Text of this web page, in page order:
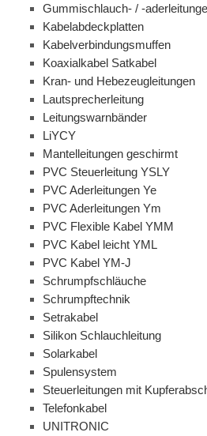
Gummischlauch- / -
Kabelabdeckplatten
Kabelverbindungsmuffen
Koaxialkabel Satkabel
Kran- und Hebezeugleitungen
Lautsprecherleitung
Leitungswarnbänder
LiYCY
Mantelleitungen geschirmt
PVC Steuerleitung YSLY
PVC Aderleitungen Ye
PVC Aderleitungen Ym
PVC Flexible Kabel YMM
PVC Kabel leicht YML
PVC Kabel YM-J
Schrumpfschläuche
Schrumpftechnik
Setrakabel
Silikon Schlauchleitung
Solarkabel
Spulensystem
Steuerleitungen mit
Telefonkabel
UNITRONIC